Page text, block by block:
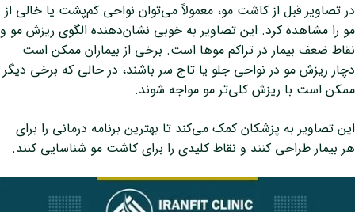
در تصاویر قبل از کاشت مو، معمولاً می‌توان نواحی کم‌پشت یا خالی از
مو را مشاهده کرد. این تصاویر به خوبی نشان‌دهنده الگوی ریزش مو و
نقاط ضعف بیمار در تراکم موها است. برخی از بیماران ممکن است
دچار ریزش مو در نواحی جلو یا تاج سر باشند، در حالی که برخی دیگر
ممکن است با ریزش کلی‌تر مو مواجه شوند.
این تصاویر به پزشکان کمک می‌کند تا بهترین برنامه درمانی را برای
هر بیمار طراحی کنند و نقاط کلیدی را برای کاشت مو شناسایی کنند.